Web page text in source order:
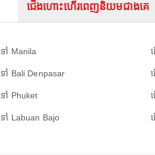
ជើងហោះហើរពេញនិយមជាងគេ
ៅ Manila
ៅ Bali Denpasar
ៅ Phuket
ៅ Labuan Bajo